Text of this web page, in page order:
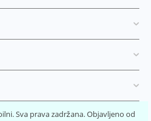
Sva prava zadržana. Objavljeno od